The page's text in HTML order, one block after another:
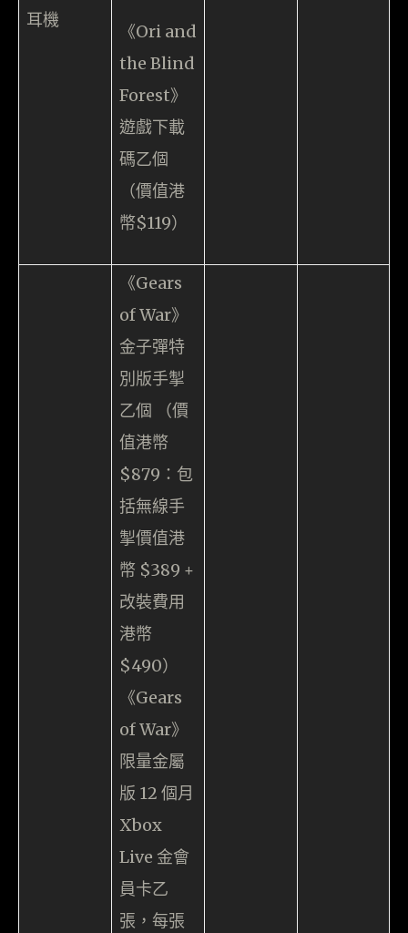
耳機
《Ori and
the Blind
Forest》
遊戲下載
碼乙個
（價值港
幣$119）
《Gears
of War》
金子彈特
別版手掣
乙個 （價
值港幣
$879：包
括無線手
掣價值港
幣 $389 +
改裝費用
港幣
$490）
《Gears
of War》
限量金屬
版 12 個月
Xbox
Live 金會
員卡乙
張，每張